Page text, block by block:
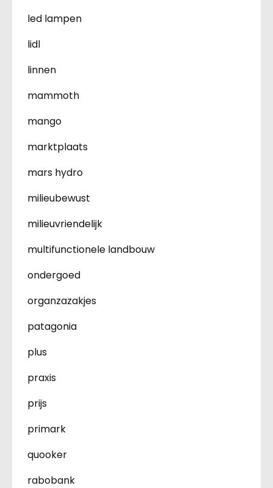
led lampen
lidl
linnen
mammoth
mango
marktplaats
mars hydro
milieubewust
milieuvriendelijk
multifunctionele landbouw
ondergoed
organzazakjes
patagonia
plus
praxis
prijs
primark
quooker
rabobank